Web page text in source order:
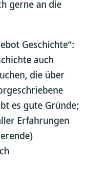
gerne an die
Geschichte“:
auch
die über
es gute Gründe;
Erfahrungen